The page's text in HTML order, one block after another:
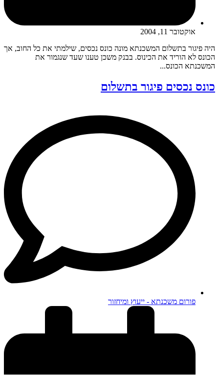
אוקטובר 11, 2004
היה פיגור בתשלום המשכנתא מונה כונס נכסים, שילמתי את כל החוב, אך
הכונס לא הוריד את הכינוס. בבנק משכן טענו שעד שנגמור את
המשכנתא הכונס...
כונס נכסים פיגור בתשלום
פורום משכנתא - ייעוץ ומיחזור